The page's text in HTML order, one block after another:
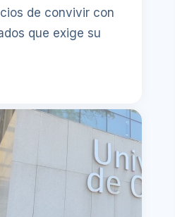
de convivir con
que exige su